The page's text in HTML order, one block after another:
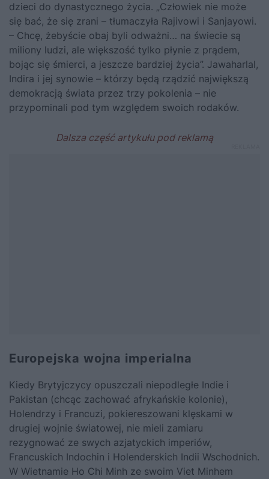
dzieci do dynastycznego życia. „Człowiek nie może
się bać, że się zrani – tłumaczyła Rajivowi i Sanjayowi.
– Chcę, żebyście obaj byli odważni… na świecie są
miliony ludzi, ale większość tylko płynie z prądem,
bojąc się śmierci, a jeszcze bardziej życia”. Jawaharlal,
Indira i jej synowie – którzy będą rządzić największą
demokracją świata przez trzy pokolenia – nie
przypominali pod tym względem swoich rodaków.
Europejska wojna imperialna
Kiedy Brytyjczycy opuszczali niepodległe Indie i
Pakistan (chcąc zachować afrykańskie kolonie),
Holendrzy i Francuzi, pokiereszowani klęskami w
drugiej wojnie światowej, nie mieli zamiaru
rezygnować ze swych azjatyckich imperiów,
Francuskich Indochin i Holenderskich Indii Wschodnich.
W Wietnamie Ho Chi Minh ze swoim Viet Minhem